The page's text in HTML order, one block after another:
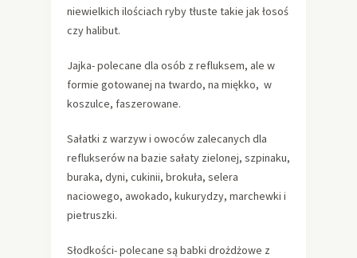
niewielkich ilościach ryby tłuste takie jak łosoś
czy halibut.
Jajka- polecane dla osób z refluksem, ale w
formie gotowanej na twardo, na miękko, w
koszulce, faszerowane.
Sałatki z warzyw i owoców zalecanych dla
reflukserów na bazie sałaty zielonej, szpinaku,
buraka, dyni, cukinii, brokuła, selera
naciowego, awokado, kukurydzy, marchewki i
pietruszki.
Słodkości- polecane są babki drożdżowe z